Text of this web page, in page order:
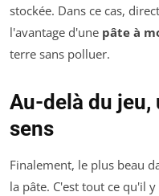
stockée. Dans ce cas,
l'avantage d'une pâte à
terre sans polluer.
Au-delà du
sens
Finalement, le plus beau
la pâte. C'est tout ce qu'il